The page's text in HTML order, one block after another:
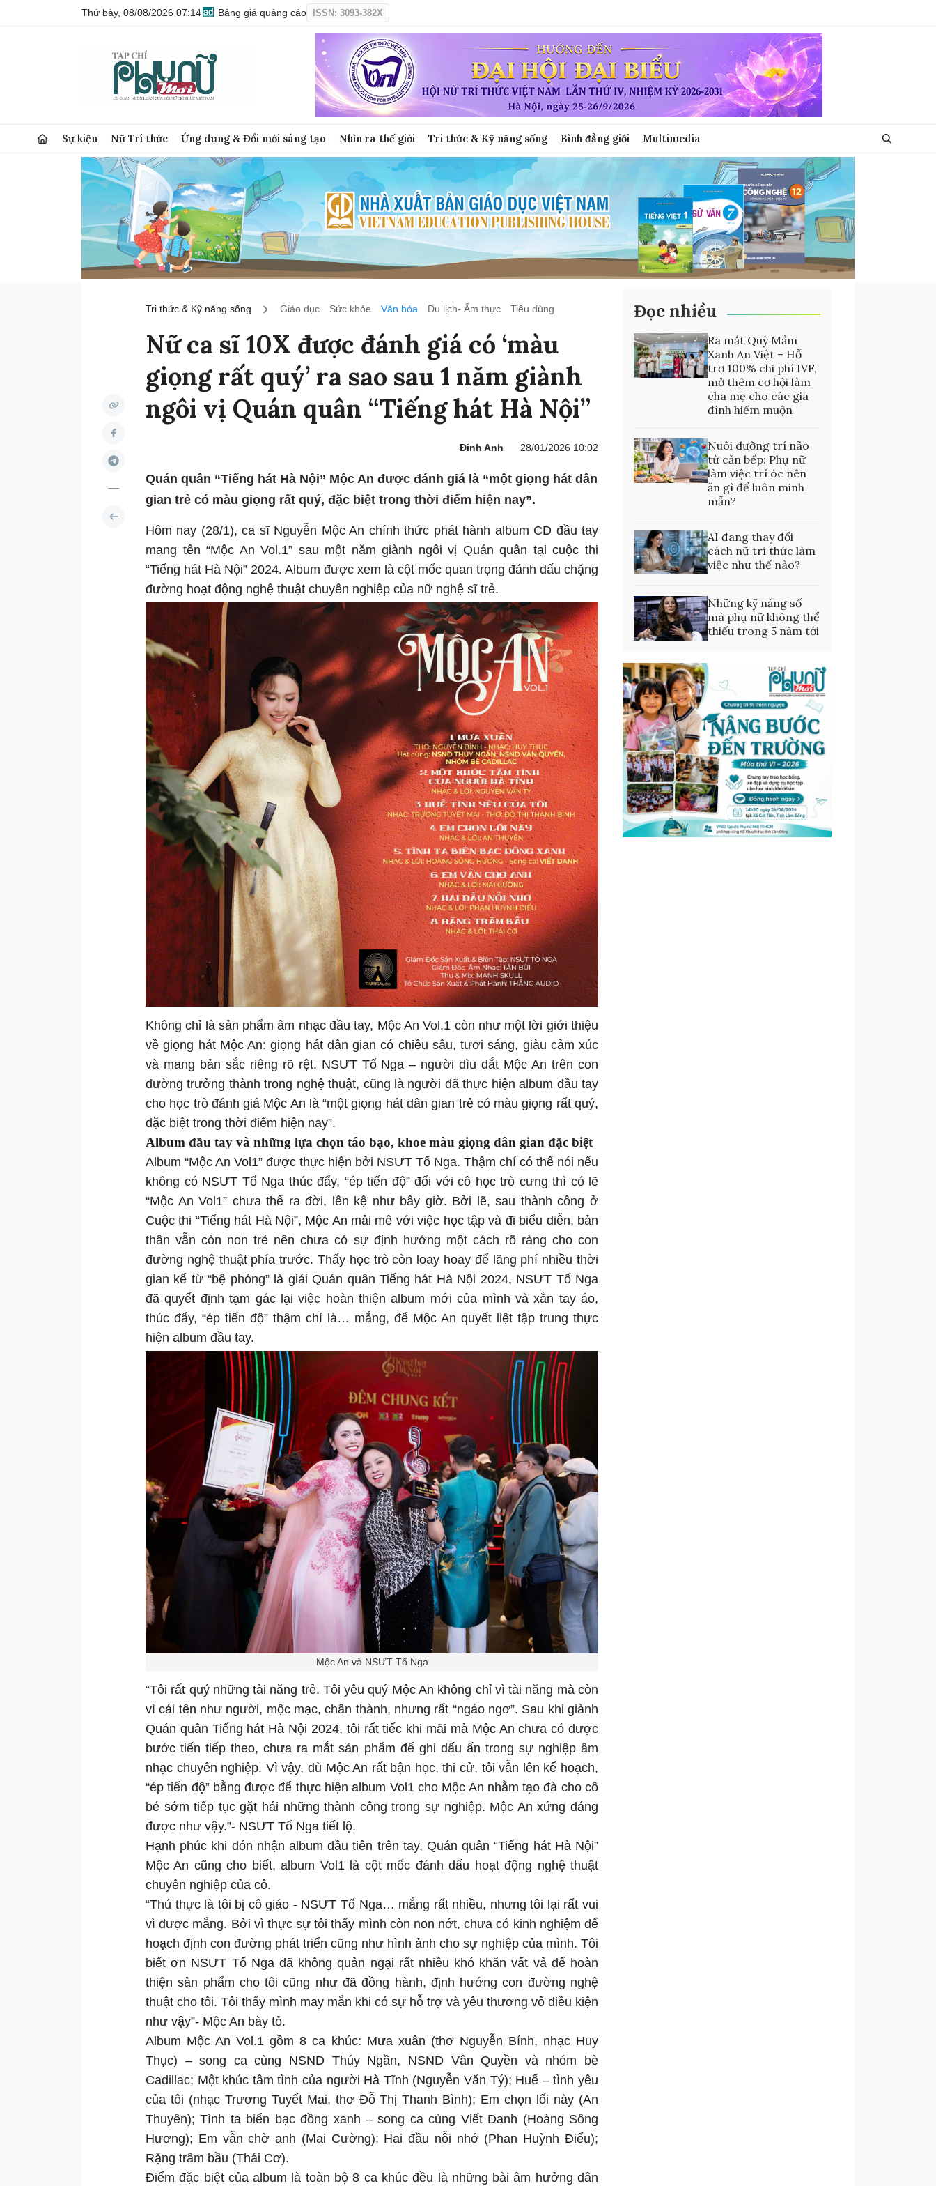
Thứ bảy, 08/08/2026 07:14 Bảng giá quảng cáo ISSN: 3093-382X
Sự kiện Nữ Trí thức Ứng dụng & Đổi mới sáng tạo Nhìn ra thế giới Tri thức & Kỹ năng sống Bình đẳng giới Multimedia
Tri thức & Kỹ năng sống Giáo dục Sức khỏe Văn hóa Du lịch- Ẩm thực Tiêu dùng
Nữ ca sĩ 10X được đánh giá có ‘màu
giọng rất quý’ ra sao sau 1 năm giành
ngôi vị Quán quân “Tiếng hát Hà Nội”
Đinh Anh 28/01/2026 10:02
Quán quân “Tiếng hát Hà Nội” Mộc An được đánh giá là “một giọng hát dân
gian trẻ có màu giọng rất quý, đặc biệt trong thời điểm hiện nay”.
Hôm nay (28/1), ca sĩ Nguyễn Mộc An chính thức phát hành album CD đầu tay
mang tên “Mộc An Vol.1” sau một năm giành ngôi vị Quán quân tại cuộc thi
“Tiếng hát Hà Nội” 2024. Album được xem là cột mốc quan trọng đánh dấu chặng
đường hoạt động nghệ thuật chuyên nghiệp của nữ nghệ sĩ trẻ.
Không chỉ là sản phẩm âm nhạc đầu tay, Mộc An Vol.1 còn như một lời giới thiệu
về giọng hát Mộc An: giọng hát dân gian có chiều sâu, tươi sáng, giàu cảm xúc
và mang bản sắc riêng rõ rệt. NSƯT Tố Nga – người dìu dắt Mộc An trên con
đường trưởng thành trong nghệ thuật, cũng là người đã thực hiện album đầu tay
cho học trò đánh giá Mộc An là “một giọng hát dân gian trẻ có màu giọng rất quý,
đặc biệt trong thời điểm hiện nay”.
Album đầu tay và những lựa chọn táo bạo, khoe màu giọng dân gian đặc biệt
Album “Mộc An Vol1” được thực hiện bởi NSƯT Tố Nga. Thậm chí có thể nói nếu
không có NSƯT Tố Nga thúc đẩy, “ép tiến độ” đối với cô học trò cưng thì có lẽ
“Mộc An Vol1” chưa thể ra đời, lên kệ như bây giờ. Bởi lẽ, sau thành công ở
Cuộc thi “Tiếng hát Hà Nội”, Mộc An mải mê với việc học tập và đi biểu diễn, bản
thân vẫn còn non trẻ nên chưa có sự định hướng một cách rõ ràng cho con
đường nghệ thuật phía trước. Thấy học trò còn loay hoay để lãng phí nhiều thời
gian kể từ “bệ phóng” là giải Quán quân Tiếng hát Hà Nội 2024, NSƯT Tố Nga
đã quyết định tạm gác lại việc hoàn thiện album mới của mình và xắn tay áo,
thúc đẩy, “ép tiến độ” thậm chí là… mắng, để Mộc An quyết liệt tập trung thực
hiện album đầu tay.
Mộc An và NSƯT Tố Nga
“Tôi rất quý những tài năng trẻ. Tôi yêu quý Mộc An không chỉ vì tài năng mà còn
vì cái tên như người, mộc mạc, chân thành, nhưng rất “ngáo ngơ”. Sau khi giành
Quán quân Tiếng hát Hà Nội 2024, tôi rất tiếc khi mãi mà Mộc An chưa có được
bước tiến tiếp theo, chưa ra mắt sản phẩm để ghi dấu ấn trong sự nghiệp âm
nhạc chuyên nghiệp. Vì vậy, dù Mộc An rất bận học, thi cử, tôi vẫn lên kế hoạch,
“ép tiến độ” bằng được để thực hiện album Vol1 cho Mộc An nhằm tạo đà cho cô
bé sớm tiếp tục gặt hái những thành công trong sự nghiệp. Mộc An xứng đáng
được như vậy.”- NSƯT Tố Nga tiết lộ.
Hạnh phúc khi đón nhận album đầu tiên trên tay, Quán quân “Tiếng hát Hà Nội”
Mộc An cũng cho biết, album Vol1 là cột mốc đánh dấu hoạt động nghệ thuật
chuyên nghiệp của cô.
“Thú thực là tôi bị cô giáo - NSƯT Tố Nga… mắng rất nhiều, nhưng tôi lại rất vui
vì được mắng. Bởi vì thực sự tôi thấy mình còn non nớt, chưa có kinh nghiệm để
hoạch định con đường phát triển cũng như hình ảnh cho sự nghiệp của mình. Tôi
biết ơn NSƯT Tố Nga đã không quản ngại rất nhiều khó khăn vất vả để hoàn
thiện sản phẩm cho tôi cũng như đã đồng hành, định hướng con đường nghệ
thuật cho tôi. Tôi thấy mình may mắn khi có sự hỗ trợ và yêu thương vô điều kiện
như vậy”- Mộc An bày tỏ.
Album Mộc An Vol.1 gồm 8 ca khúc: Mưa xuân (thơ Nguyễn Bính, nhạc Huy
Thục) – song ca cùng NSND Thúy Ngần, NSND Vân Quyền và nhóm bè
Cadillac; Một khúc tâm tình của người Hà Tĩnh (Nguyễn Văn Tý); Huế – tình yêu
của tôi (nhạc Trương Tuyết Mai, thơ Đỗ Thị Thanh Bình); Em chọn lối này (An
Thuyên); Tình ta biển bạc đồng xanh – song ca cùng Viết Danh (Hoàng Sông
Hương); Em vẫn chờ anh (Mai Cường); Hai đầu nỗi nhớ (Phan Huỳnh Điểu);
Rặng trâm bầu (Thái Cơ).
Điểm đặc biệt của album là toàn bộ 8 ca khúc đều là những bài âm hưởng dân
Đọc nhiều
Ra mắt Quỹ Mầm
Xanh An Việt – Hỗ
trợ 100% chi phí IVF,
mở thêm cơ hội làm
cha mẹ cho các gia
đình hiếm muộn
Nuôi dưỡng trí não
từ căn bếp: Phụ nữ
làm việc trí óc nên
ăn gì để luôn minh
mẫn?
AI đang thay đổi
cách nữ trí thức làm
việc như thế nào?
Những kỹ năng số
mà phụ nữ không thể
thiếu trong 5 năm tới